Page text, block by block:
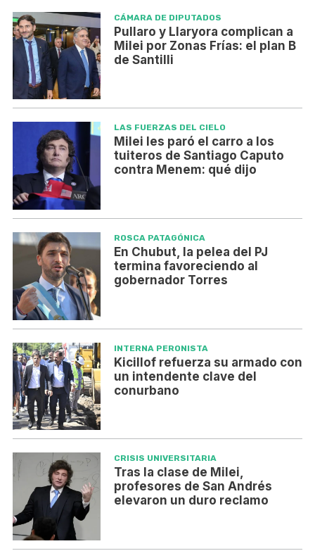
CÁMARA DE DIPUTADOS
Pullaro y Llaryora complican a
Milei por Zonas Frías: el plan B
de Santilli
LAS FUERZAS DEL CIELO
Milei les paró el carro a los
tuiteros de Santiago Caputo
contra Menem: qué dijo
ROSCA PATAGÓNICA
En Chubut, la pelea del PJ
termina favoreciendo al
gobernador Torres
INTERNA PERONISTA
Kicillof refuerza su armado con
un intendente clave del
conurbano
CRISIS UNIVERSITARIA
Tras la clase de Milei,
profesores de San Andrés
elevaron un duro reclamo